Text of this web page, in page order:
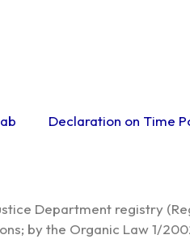
Declaration on Time
Department registry
by the Organic Law 1/